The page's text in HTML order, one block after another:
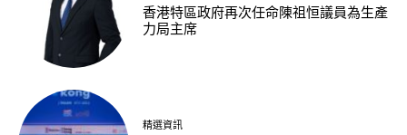
香港特區政府再次任命陳祖恒議員為生產
力局主席
精選資訊